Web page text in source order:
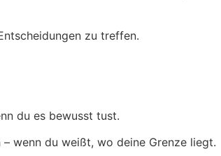
zu treffen.
du es bewusst tust.
wenn du weißt, wo deine Grenze liegt.